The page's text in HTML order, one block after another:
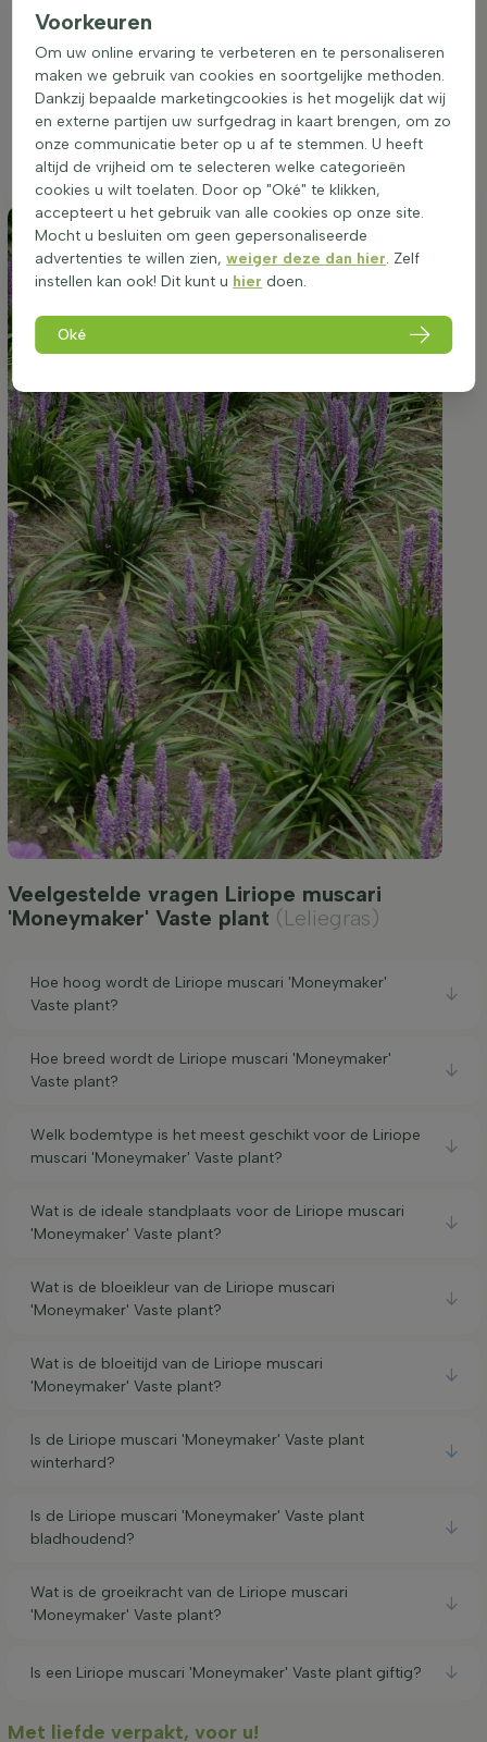
halfschaduw schaduw, aangezien het leliegras moneymaker
niet goed tegen directe volle zon kan. Het is daarom een
uitstekende keuze voor onderbeplanting (onder
meerstammige bomen of boompjes op stam in half
schaduw), randbeplanting of groepsbeplanting. Ook in
potten of plantenbakken komt de Liriope muscari
'Moneymaker' goed tot zijn recht en zorgt het voor een
mooie groene aanvulling op uw tuin of terras.
Veelgestelde vragen Liriope muscari
'Moneymaker' Vaste plant (Leliegras)
Hoe hoog wordt de Liriope muscari 'Moneymaker'
Vaste plant?
Hoe breed wordt de Liriope muscari 'Moneymaker'
Vaste plant?
Welk bodemtype is het meest geschikt voor de Liriope
muscari 'Moneymaker' Vaste plant?
Wat is de ideale standplaats voor de Liriope muscari
'Moneymaker' Vaste plant?
Wat is de bloeikleur van de Liriope muscari
'Moneymaker' Vaste plant?
Wat is de bloeitijd van de Liriope muscari
'Moneymaker' Vaste plant?
Is de Liriope muscari 'Moneymaker' Vaste plant
winterhard?
Is de Liriope muscari 'Moneymaker' Vaste plant
bladhoudend?
Wat is de groeikracht van de Liriope muscari
'Moneymaker' Vaste plant?
Is een Liriope muscari 'Moneymaker' Vaste plant giftig?
Met liefde verpakt, voor u!
Voorkeuren
Om uw online ervaring te verbeteren en te personaliseren
maken we gebruik van cookies en soortgelijke methoden.
Dankzij bepaalde marketingcookies is het mogelijk dat wij
en externe partijen uw surfgedrag in kaart brengen, om zo
onze communicatie beter op u af te stemmen. U heeft
altijd de vrijheid om te selecteren welke categorieën
cookies u wilt toelaten. Door op "Oké" te klikken,
accepteert u het gebruik van alle cookies op onze site.
Mocht u besluiten om geen gepersonaliseerde
advertenties te willen zien,weiger deze dan hier. Zelf
instellen kan ook! Dit kunt u hier doen.
Oké